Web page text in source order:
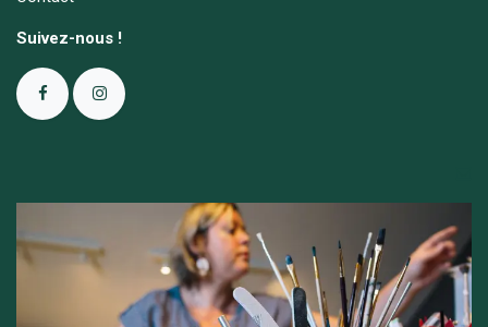
Suivez-nous !